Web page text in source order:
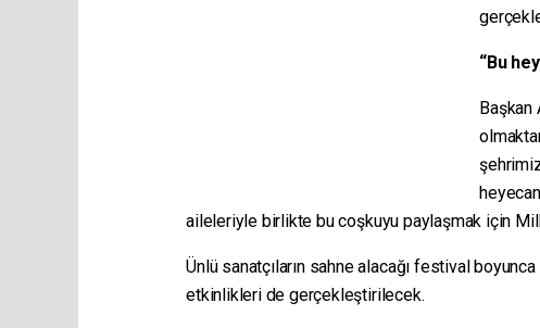
“Bu
Başkan
aileleriyle birlikte bu coşkuyu paylaşmak için
Ünlü sanatçıların sahne alacağı festival
etkinlikleri de gerçekleştirilecek.